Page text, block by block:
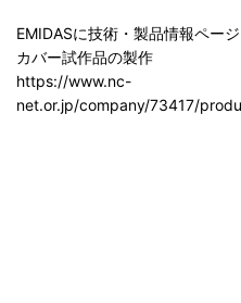
EMIDASに技術・製品情報ペー
https://www.nc-
net.or.jp/company/73417/